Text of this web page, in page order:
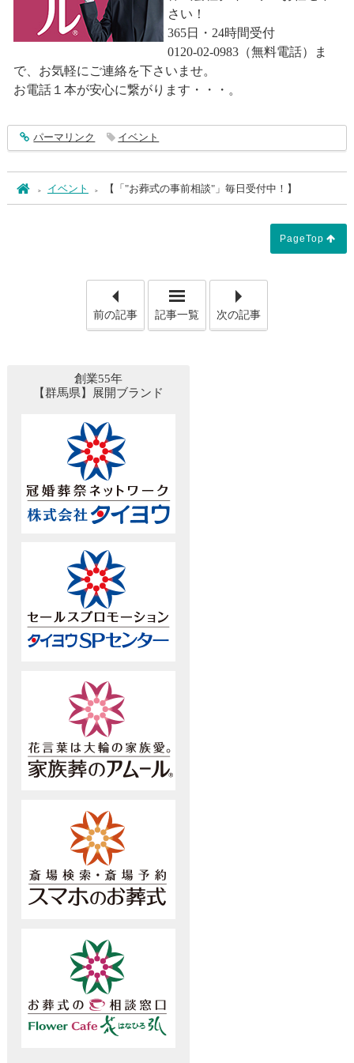
さい！
365日・24時間受付
0120-02-0983（無料電話）ま
で、お気軽にご連絡を下さいませ。
お電話１本が安心に繋がります・・・。
entry5299
パーマリンク イベント
ホームイベント 【「"お葬式の事前相談"」毎日受付中！】
PageTop
前の記事 記事一覧 次の記事
創業55年
【群馬県】展開ブランド